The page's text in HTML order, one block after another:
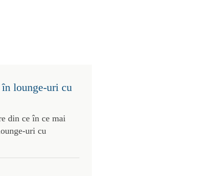
lounge-uri cu
din ce în ce mai
uri cu